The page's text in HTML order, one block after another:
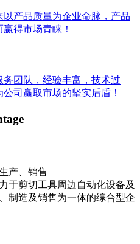
产品质量为企业命脉，产品
得市场青睐！
团队，经验丰富，技术过
司赢取市场的坚实后盾！
产、销售
于剪切工具周边自动化设备及
制造及销售为一体的综合型企